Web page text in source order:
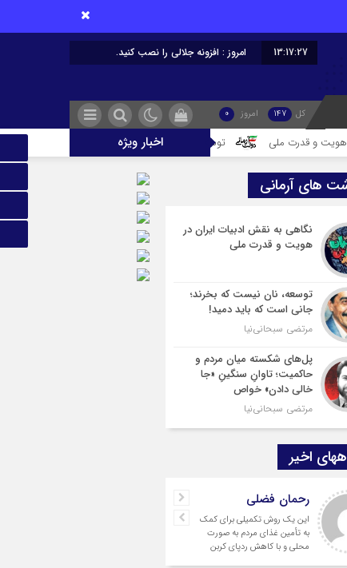
13:17:28 امروز : افزونه جلالی را نصب کنید.
کل 147 امروز 0
اخبار ویژه ملی توسعه، نان نیست که بخرند؛ جانی است که باید دمید!
های آرمانی
نگاهی به نقش ادبیات ایران در
هویت و قدرت ملی
توسعه، نان نیست که بخرند؛
جانی است که باید دمید!
مرتضی سبحانی‌نیا
پل‌های شکسته میان مردم و
حاکمیت؛ تاوانِ سنگینِ «جا
خالی دادن» خواص
مرتضی سبحانی‌نیا
اخیر
رحمان فضلی
این یک روش تکمیلی برای کمک
به تأمین غذای مردم به صورت
محلی و با کاهش ردپای کربن